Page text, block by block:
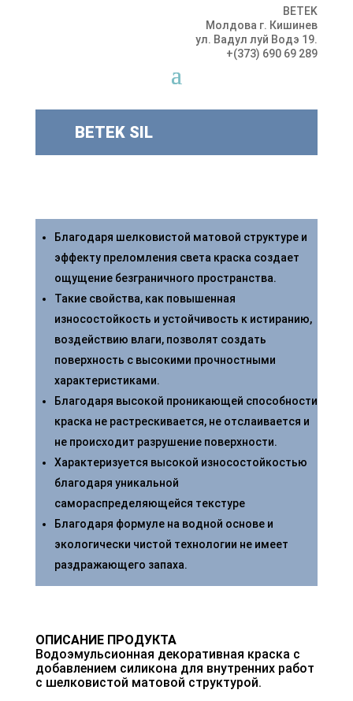
BETEK
Молдова г. Кишинев
ул. Вадул луй Водэ 19.
+(373) 690 69 289
BETEK SIL
Благодаря шелковистой матовой структуре и
эффекту преломления света краска создает
ощущение безграничного пространства.
Такие свойства, как повышенная
износостойкость и устойчивость к истиранию,
воздействию влаги, позволят создать
поверхность с высокими прочностными
характеристиками.
Благодаря высокой проникающей способности
краска не растрескивается, не отслаивается и
не происходит разрушение поверхности.
Характеризуется высокой износостойкостью
благодаря уникальной
самораспределяющейся текстуре
Благодаря формуле на водной основе и
экологически чистой технологии не имеет
раздражающего запаха.
ОПИСАНИЕ ПРОДУКТА
Водоэмульсионная декоративная краска с
добавлением силикона для внутренних работ
с шелковистой матовой структурой.